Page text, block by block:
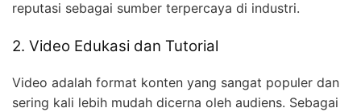
reputasi sebagai sumber terpercaya di industri.
2. Video Edukasi dan Tutorial
Video adalah format konten yang sangat populer dan
sering kali lebih mudah dicerna oleh audiens. Sebagai